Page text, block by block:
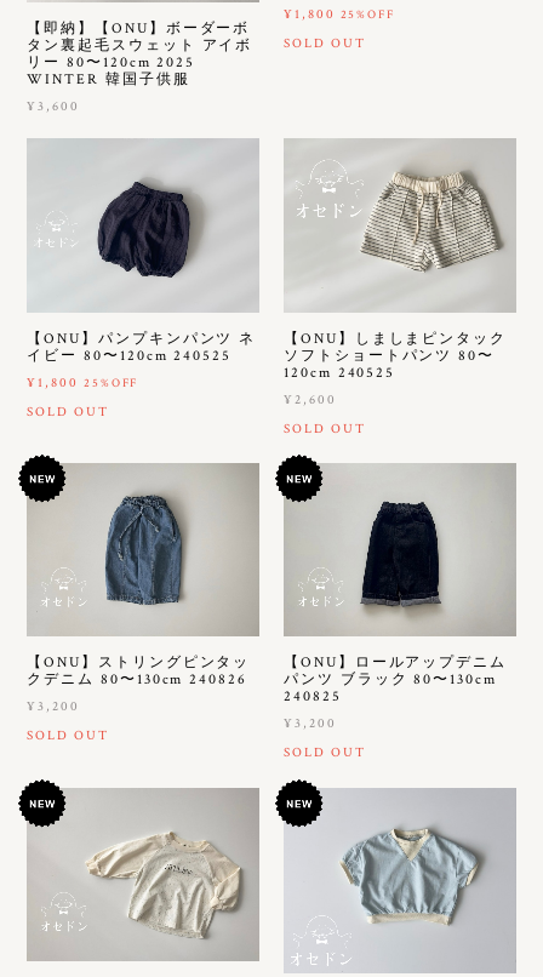
【即納】【ONU】ボーダーボ
タン裏起毛スウェット アイボ
リー 80〜120cm 2025
WINTER 韓国子供服
¥3,600
¥1,800 25%OFF
SOLD OUT
【ONU】パンプキンパンツ ネ
イビー 80〜120cm 240525
¥1,800 25%OFF
SOLD OUT
【ONU】しましまピンタック
ソフトショートパンツ 80〜
120cm 240525
¥2,600
SOLD OUT
【ONU】ストリングピンタッ
クデニム 80〜130cm 240826
¥3,200
SOLD OUT
【ONU】ロールアップデニム
パンツ ブラック 80〜130cm
240825
¥3,200
SOLD OUT